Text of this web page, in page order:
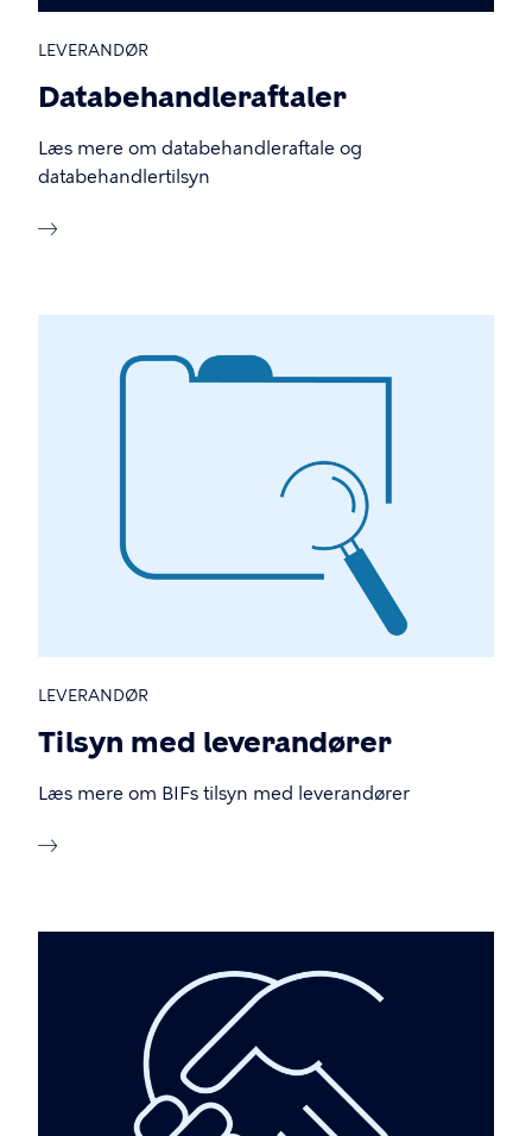
LEVERANDØR
Databehandleraftaler
Læs mere om databehandleraftale og
databehandlertilsyn
LEVERANDØR
Tilsyn med leverandører
Læs mere om BIFs tilsyn med leverandører